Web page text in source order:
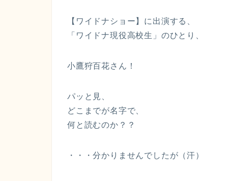
【ワイドナショー】に出演する、
「ワイドナ現役高校生」のひとり、
小鷹狩百花さん！
パッと見、
どこまでが名字で、
何と読むのか？？
・・・分かりませんでしたが（汗）